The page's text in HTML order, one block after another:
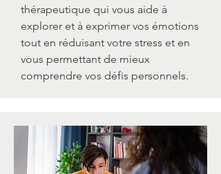
thérapeutique qui vous aide à
explorer et à exprimer vos émotions
tout en réduisant votre stress et en
vous permettant de mieux
comprendre vos défis personnels.